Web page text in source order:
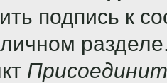
подпись к